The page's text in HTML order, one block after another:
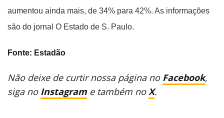
aumentou ainda mais, de 34% para 42%. As informações
são do jornal O Estado de S. Paulo.
Fonte: Estadão
Não deixe de curtir nossa página no Facebook,
siga no Instagram e também noX.